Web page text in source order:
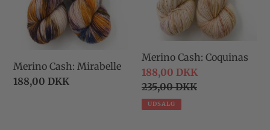
Merino Cash: Mirabelle
Normalpris
188,00 DKK
Merino Cash: Coquinas
Udsalgspris
188,00 DKK
Normalpris
235,00 DKK
UDSALG